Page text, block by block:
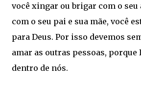
você xingar ou brigar com o
com o seu pai e sua mãe, você
para Deus. Por isso devemos
amar as outras pessoas, porque
dentro de nós.